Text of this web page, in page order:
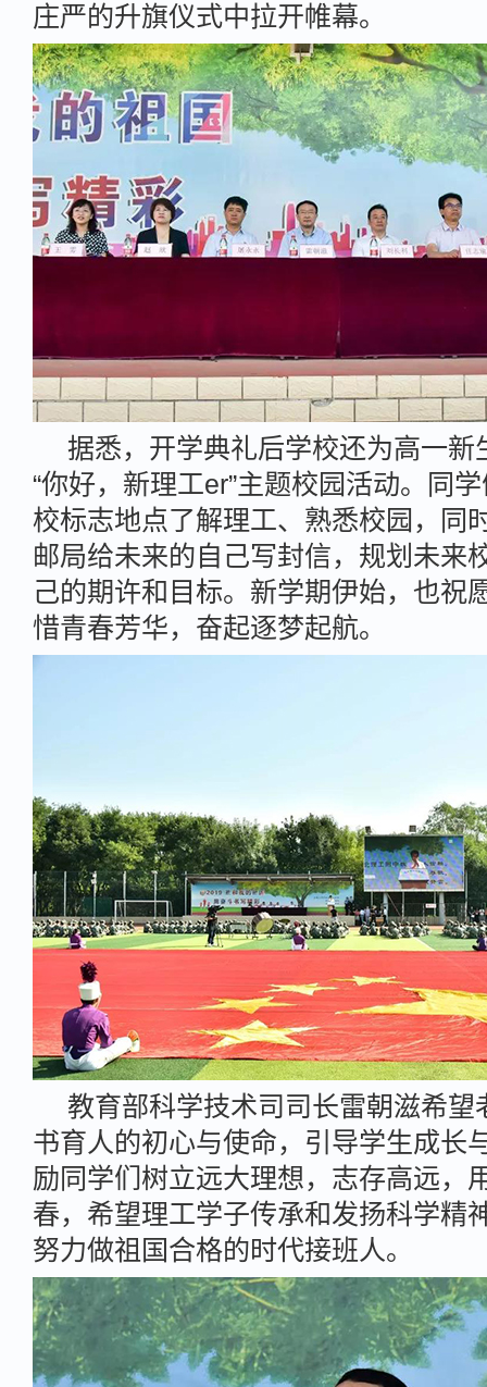
庄严的升旗仪式中拉开帷幕。
据悉，开学典礼后学校还为高一新
“你好，新理工er”主题校园活动。同
校标志地点了解理工、熟悉校园，同
邮局给未来的自己写封信，规划未来
己的期许和目标。新学期伊始，也祝
惜青春芳华，奋起逐梦起航。
教育部科学技术司司长雷朝滋希望
书育人的初心与使命，引导学生成长
励同学们树立远大理想，志存高远，
春，希望理工学子传承和发扬科学精
努力做祖国合格的时代接班人。